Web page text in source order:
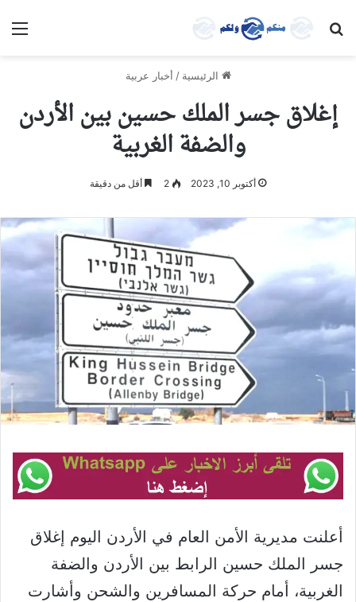
بحث عن
الرئيسية / أخبار عربية
إغلاق جسر الملك حسين بين الأردن
والضفة الغربية
أكتوبر 10, 2023 2 أقل من دقيقة
أعلنت مديرية الأمن العام في الأردن اليوم إغلاق
جسر الملك حسين الرابط بين الأردن والضفة
الغربية، أمام حركة المسافرين والشحن وأشارت